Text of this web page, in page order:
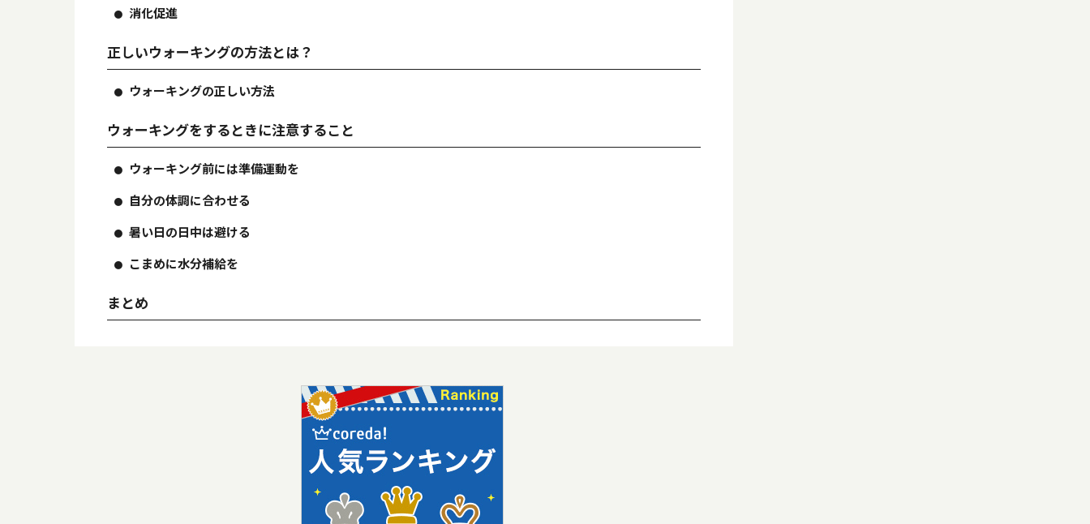
消化促進
正しいウォーキングの方法とは？
ウォーキングの正しい方法
ウォーキングをするときに注意すること
ウォーキング前には準備運動を
自分の体調に合わせる
暑い日の日中は避ける
こまめに水分補給を
まとめ